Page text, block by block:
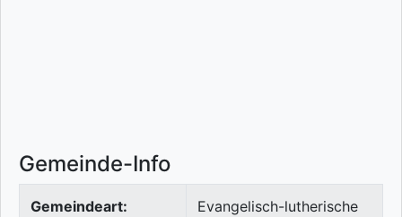
Gemeinde-Info
Gemeindeart:
Evangelisch-lutherische